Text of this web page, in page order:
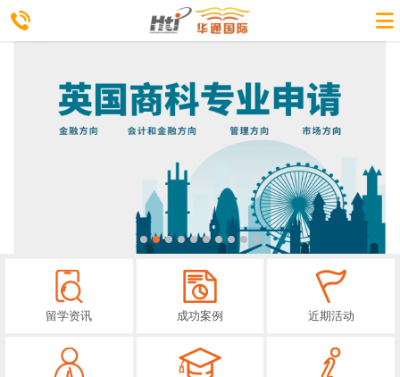
留学资讯 成功案例 近期活动